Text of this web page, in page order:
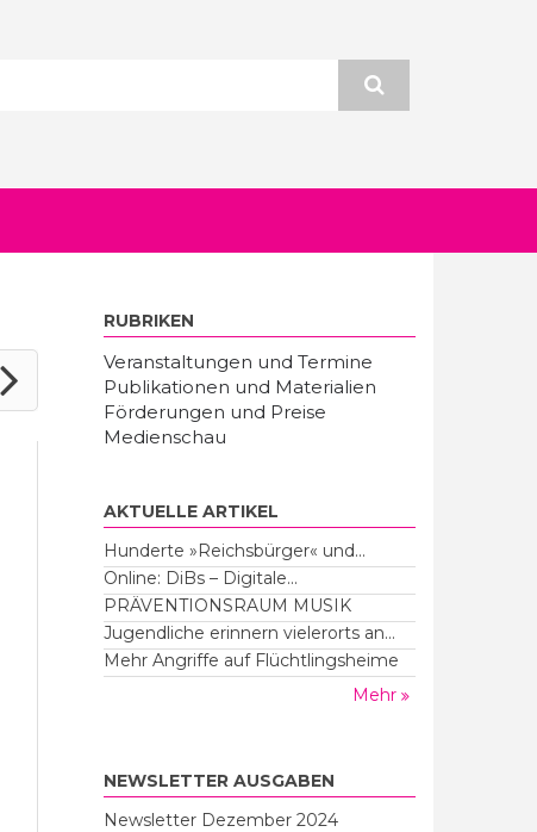
RUBRIKEN
Veranstaltungen und Termine
Publikationen und Materialien
Förderungen und Preise
Medienschau
AKTUELLE ARTIKEL
Hunderte »Reichsbürger« und...
Online: DiBs – Digitale...
PRÄVENTIONSRAUM MUSIK
Jugendliche erinnern vielerorts an...
Mehr Angriffe auf Flüchtlingsheime
Mehr
NEWSLETTER AUSGABEN
Newsletter Dezember 2024